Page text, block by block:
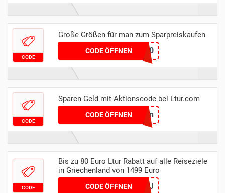
CODE
Große Größen für man zum Sparpreiskaufen
CODE ÖFFNEN
SUPERSALE300
CODE
Sparen Geld mit Aktionscode bei Ltur.com
CODE ÖFFNENFatCoupon
CODE
Bis zu 80 Euro Ltur Rabatt auf alle Reiseziele
in Griechenland von 1499 Euro
CODE ÖFFNEN
SMILE80-5TLY19ZLF9J